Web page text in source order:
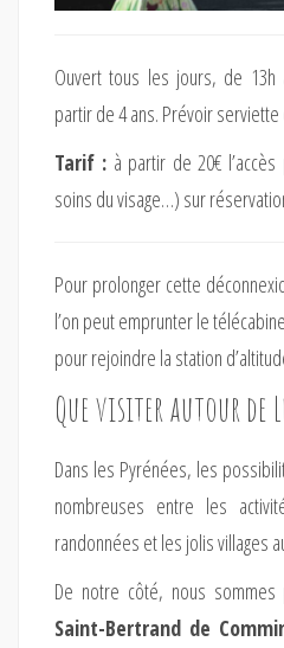
Ouvert tous les jours, de 13h
partir de 4 ans. Prévoir
Tarif : à partir de 20€ l’accès
soins du visage…) sur
Pour prolonger cette
l’on peut emprunter le
pour rejoindre la station
Que visiter autour de
Dans les Pyrénées, les
nombreuses entre les
randonnées et les jolis villages
De notre côté, nous
Saint-Bertrand de